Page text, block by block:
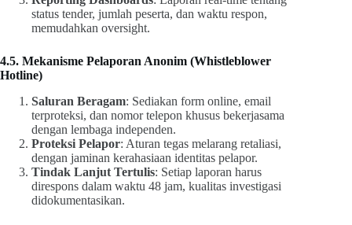
status tender, jumlah peserta, dan waktu respon,
memudahkan oversight.
4.5. Mekanisme Pelaporan Anonim (Whistleblower
Hotline)
Saluran Beragam: Sediakan form online, email
terproteksi, dan nomor telepon khusus bekerjasama
dengan lembaga independen.
Proteksi Pelapor: Aturan tegas melarang retaliasi,
dengan jaminan kerahasiaan identitas pelapor.
Tindak Lanjut Tertulis: Setiap laporan harus
direspons dalam waktu 48 jam, kualitas investigasi
didokumentasikan.